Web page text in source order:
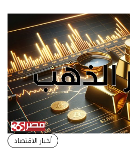
أخبار الاقتصاد